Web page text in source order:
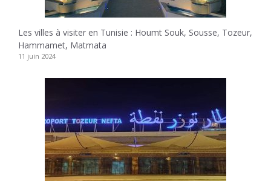
Les villes à visiter en Tunisie : Houmt Souk, Sousse, Tozeur,
Hammamet, Matmata
11 juin 2024